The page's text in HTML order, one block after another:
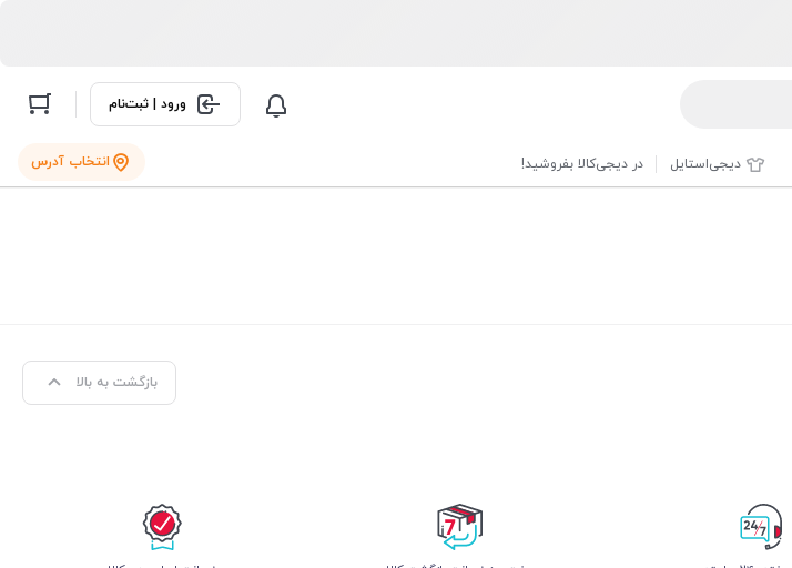
ورود | ثبت‌نام
دیجی‌استایل در دیجی‌کالا بفروشید! انتخاب آدرس
بازگشت به بالا